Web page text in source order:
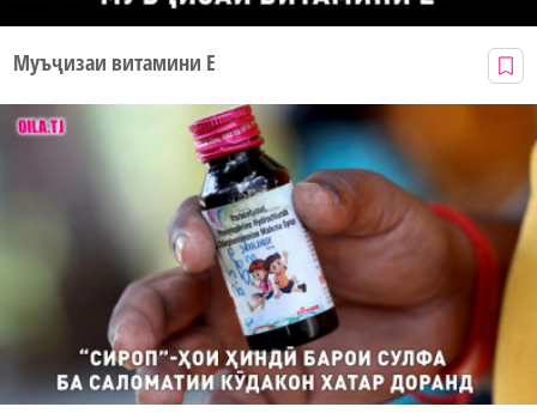
Муъҷизаи витамини Е